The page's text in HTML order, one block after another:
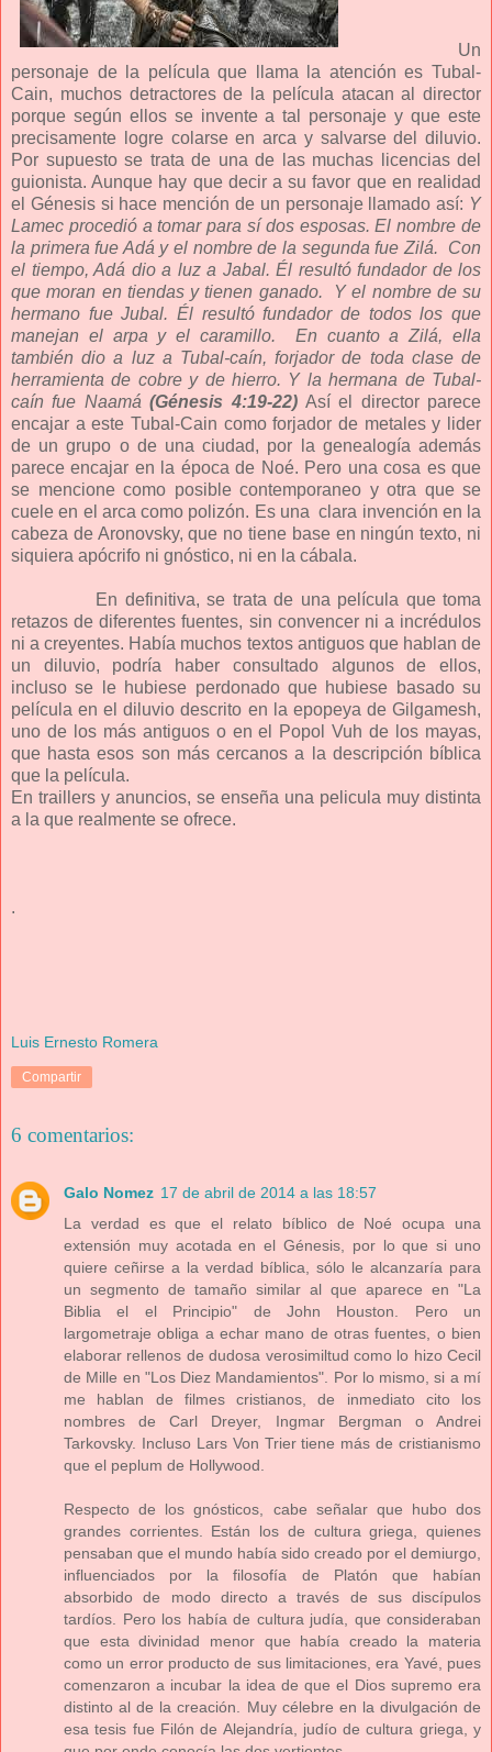
Un
personaje de la película que llama la atención es Tubal-
Cain, muchos detractores de la película atacan al director
porque según ellos se invente a tal personaje y que este
precisamente logre colarse en arca y salvarse del diluvio.
Por supuesto se trata de una de las muchas licencias del
guionista. Aunque hay que decir a su favor que en realidad
el Génesis si hace mención de un personaje llamado así: Y
Lamec procedió a tomar para sí dos esposas. El nombre de
la primera fue Adá y el nombre de la segunda fue Zilá. Con
el tiempo, Adá dio a luz a Jabal. Él resultó fundador de los
que moran en tiendas y tienen ganado. Y el nombre de su
hermano fue Jubal. Él resultó fundador de todos los que
manejan el arpa y el caramillo. En cuanto a Zilá, ella
también dio a luz a Tubal-caín, forjador de toda clase de
herramienta de cobre y de hierro. Y la hermana de Tubal-
caín fue Naamá(Génesis 4:19-22) Así el director parece
encajar a este Tubal-Cain como forjador de metales y lider
de un grupo o de una ciudad, por la genealogía además
parece encajar en la época de Noé. Pero una cosa es que
se mencione como posible contemporaneo y otra que se
cuele en el arca como polizón. Es una clara invención en la
cabeza de Aronovsky, que no tiene base en ningún texto, ni
siquiera apócrifo ni gnóstico, ni en la cábala.
En definitiva, se trata de una película que toma
retazos de diferentes fuentes, sin convencer ni a incrédulos
ni a creyentes. Había muchos textos antiguos que hablan de
un diluvio, podría haber consultado algunos de ellos,
incluso se le hubiese perdonado que hubiese basado su
película en el diluvio descrito en la epopeya de Gilgamesh,
uno de los más antiguos o en el Popol Vuh de los mayas,
que hasta esos son más cercanos a la descripción bíblica
que la película.
En traillers y anuncios, se enseña una pelicula muy distinta
a la que realmente se ofrece.
.
Luis Ernesto Romera
Compartir
6 comentarios:
Galo Nomez 17 de abril de 2014 a las 18:57
La verdad es que el relato bíblico de Noé ocupa una
extensión muy acotada en el Génesis, por lo que si uno
quiere ceñirse a la verdad bíblica, sólo le alcanzaría para
un segmento de tamaño similar al que aparece en "La
Biblia el el Principio" de John Houston. Pero un
largometraje obliga a echar mano de otras fuentes, o bien
elaborar rellenos de dudosa verosimiltud como lo hizo Cecil
de Mille en "Los Diez Mandamientos". Por lo mismo, si a mí
me hablan de filmes cristianos, de inmediato cito los
nombres de Carl Dreyer, Ingmar Bergman o Andrei
Tarkovsky. Incluso Lars Von Trier tiene más de cristianismo
que el peplum de Hollywood.
Respecto de los gnósticos, cabe señalar que hubo dos
grandes corrientes. Están los de cultura griega, quienes
pensaban que el mundo había sido creado por el demiurgo,
influenciados por la filosofía de Platón que habían
absorbido de modo directo a través de sus discípulos
tardíos. Pero los había de cultura judía, que consideraban
que esta divinidad menor que había creado la materia
como un error producto de sus limitaciones, era Yavé, pues
comenzaron a incubar la idea de que el Dios supremo era
distinto al de la creación. Muy célebre en la divulgación de
esa tesis fue Filón de Alejandría, judío de cultura griega, y